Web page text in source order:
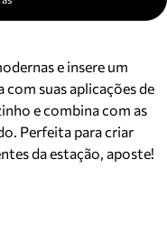
e insere um
suas aplicações de
e combina com as
Perfeita para criar
da estação, aposte!